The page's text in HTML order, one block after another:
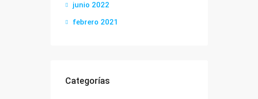
junio 2022
febrero 2021
Categorías